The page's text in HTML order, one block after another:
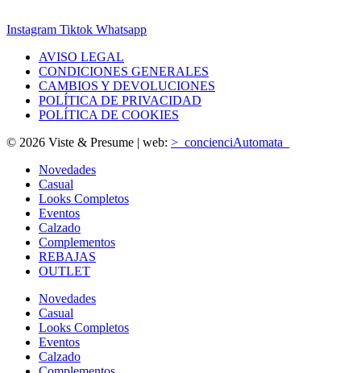
Instagram Tiktok Whatsapp
AVISO LEGAL
CONDICIONES GENERALES
CAMBIOS Y DEVOLUCIONES
POLÍTICA DE PRIVACIDAD
POLÍTICA DE COOKIES
© 2026 Viste & Presume | web: >_concienciAutomata_
Novedades
Casual
Looks Completos
Eventos
Calzado
Complementos
REBAJAS
OUTLET
Novedades
Casual
Looks Completos
Eventos
Calzado